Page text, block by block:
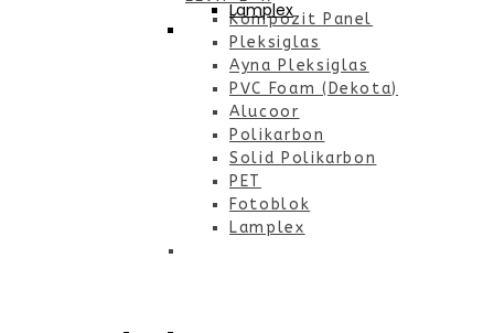
Kompozit Panel
Pleksiglas
Ayna Pleksiglas
PVC Foam (Dekota)
Alucoor
Polikarbon
Solid Polikarbon
PET
Fotoblok
Lamplex
Lamplex